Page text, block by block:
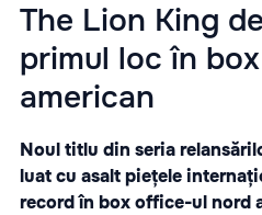
The Lion King
primul loc în
american
Noul titlu din seria
luat cu asalt piețele
record în box office-ul nord